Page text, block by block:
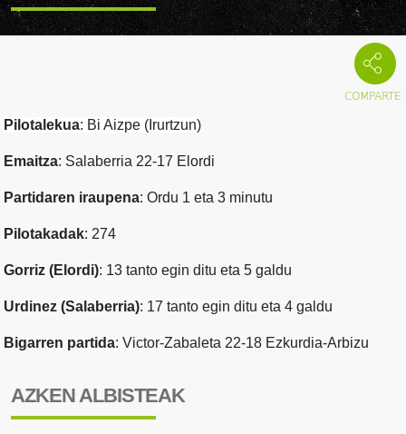
Pilotalekua: Bi Aizpe (Irurtzun)
Emaitza: Salaberria 22-17 Elordi
Partidaren iraupena: Ordu 1 eta 3 minutu
Pilotakadak: 274
Gorriz (Elordi): 13 tanto egin ditu eta 5 galdu
Urdinez (Salaberria): 17 tanto egin ditu eta 4 galdu
Bigarren partida: Victor-Zabaleta 22-18 Ezkurdia-Arbizu
AZKEN ALBISTEAK